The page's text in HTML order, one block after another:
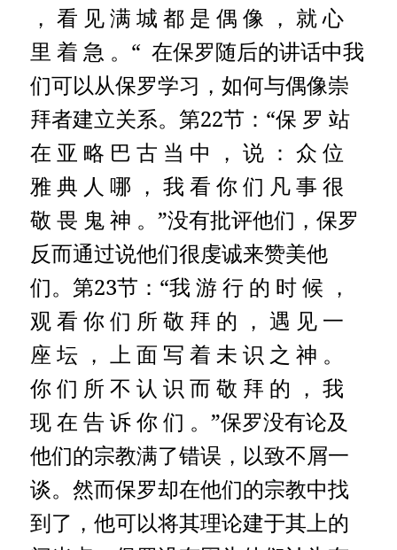
， 看 见 满 城 都 是 偶 像 ， 就 心
里 着 急 。“ 在保罗随后的讲话中我
们可以从保罗学习，如何与偶像崇
拜者建立关系。第22节：“保 罗 站
在 亚 略 巴 古 当 中 ， 说 ： 众 位
雅 典 人 哪 ， 我 看 你 们 凡 事 很
敬 畏 鬼 神 。”没有批评他们，保罗
反而通过说他们很虔诚来赞美他
们。第23节：“我 游 行 的 时 候 ，
观 看 你 们 所 敬 拜 的 ， 遇 见 一
座 坛 ， 上 面 写 着 未 识 之 神 。
你 们 所 不 认 识 而 敬 拜 的 ， 我
现 在 告 诉 你 们 。”保罗没有论及
他们的宗教满了错误，以致不屑一
谈。然而保罗却在他们的宗教中找
到了，他可以将其理论建于其上的